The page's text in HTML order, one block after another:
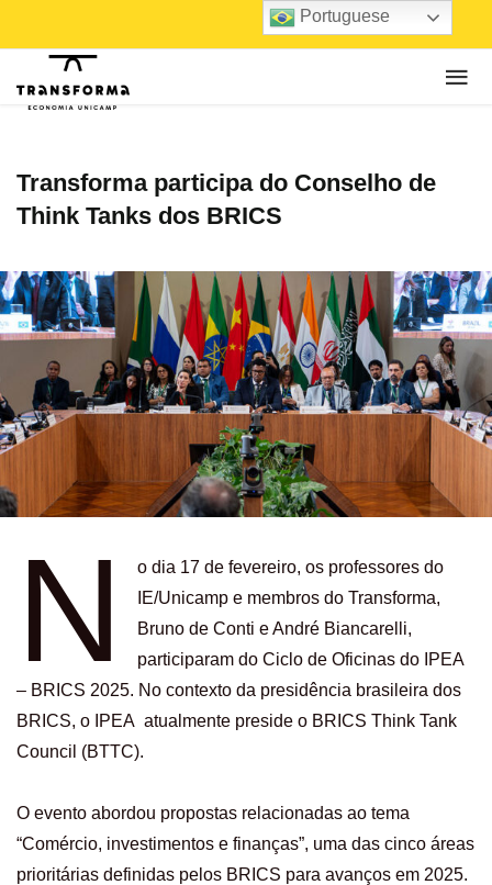
Transforma participa do Conselho de
Think Tanks dos BRICS
N
o dia 17 de fevereiro, os professores do
IE/Unicamp e membros do Transforma,
Bruno de Conti e André Biancarelli,
participaram do Ciclo de Oficinas do IPEA
– BRICS 2025. No contexto da presidência brasileira dos
BRICS, o IPEA atualmente preside o BRICS Think Tank
Council (BTTC).
O evento abordou propostas relacionadas ao tema
“Comércio, investimentos e finanças”, uma das cinco áreas
prioritárias definidas pelos BRICS para avanços em 2025.
Portuguese